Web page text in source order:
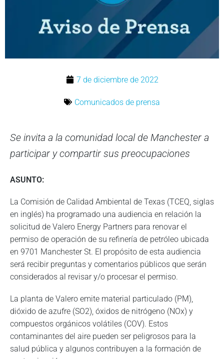
7 de diciembre de 2022
Comunicados de prensa
Se invita a la comunidad local de Manchester a
participar y compartir sus preocupaciones
ASUNTO:
La Comisión de Calidad Ambiental de Texas (TCEQ, siglas
en inglés) ha programado una audiencia en relación la
solicitud de Valero Energy Partners para renovar el
permiso de operación de su refinería de petróleo ubicada
en 9701 Manchester St. El propósito de esta audiencia
será recibir preguntas y comentarios públicos que serán
considerados al revisar y/o procesar el permiso.
La planta de Valero emite material particulado (PM),
dióxido de azufre (SO2), óxidos de nitrógeno (NOx) y
compuestos orgánicos volátiles (COV). Estos
contaminantes del aire pueden ser peligrosos para la
salud pública y algunos contribuyen a la formación de